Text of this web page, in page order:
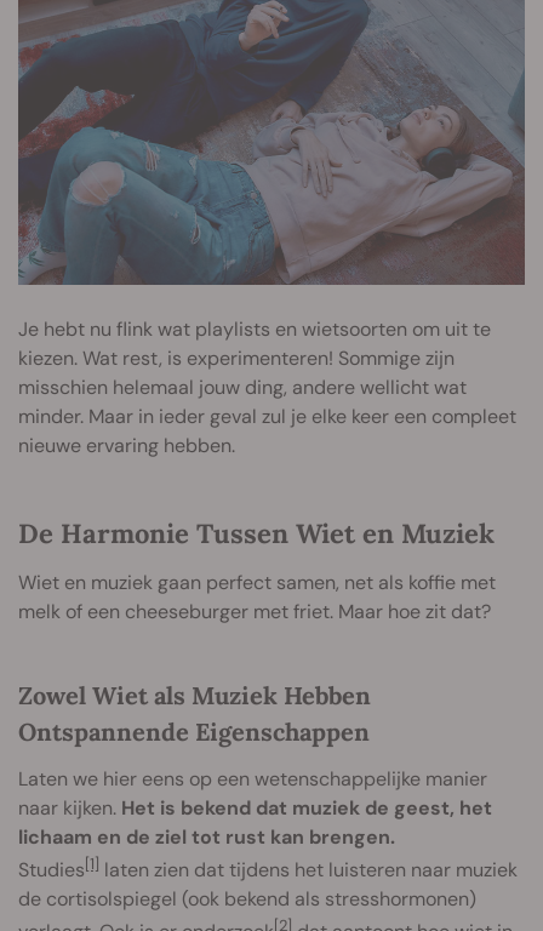
Je hebt nu flink wat playlists en wietsoorten om uit te
kiezen. Wat rest, is experimenteren! Sommige zijn
misschien helemaal jouw ding, andere wellicht wat
minder. Maar in ieder geval zul je elke keer een compleet
nieuwe ervaring hebben.
De Harmonie Tussen Wiet en Muziek
Wiet en muziek gaan perfect samen, net als koffie met
melk of een cheeseburger met friet. Maar hoe zit dat?
Zowel Wiet als Muziek Hebben
Ontspannende Eigenschappen
Laten we hier eens op een wetenschappelijke manier
naar kijken. Het is bekend dat muziek de geest, het
lichaam en de ziel tot rust kan brengen.
Studies[1] laten zien dat tijdens het luisteren naar muziek
de cortisolspiegel (ook bekend als stresshormonen)
[2]